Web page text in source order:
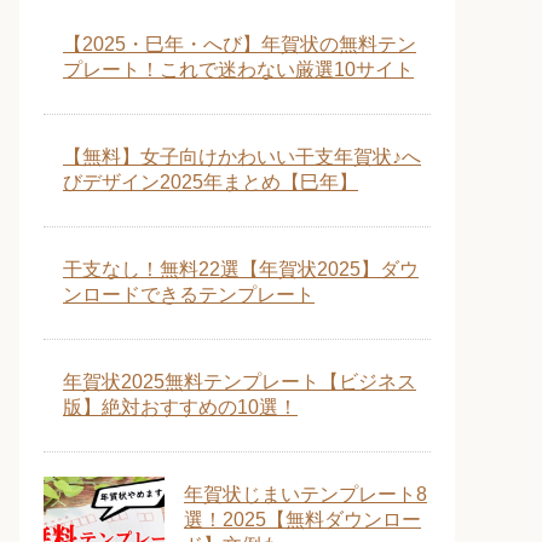
【2025・巳年・へび】年賀状の無料テン
プレート！これで迷わない厳選10サイト
【無料】女子向けかわいい干支年賀状♪へ
びデザイン2025年まとめ【巳年】
干支なし！無料22選【年賀状2025】ダウ
ンロードできるテンプレート
年賀状2025無料テンプレート【ビジネス
版】絶対おすすめの10選！
年賀状じまいテンプレート8
選！2025【無料ダウンロー